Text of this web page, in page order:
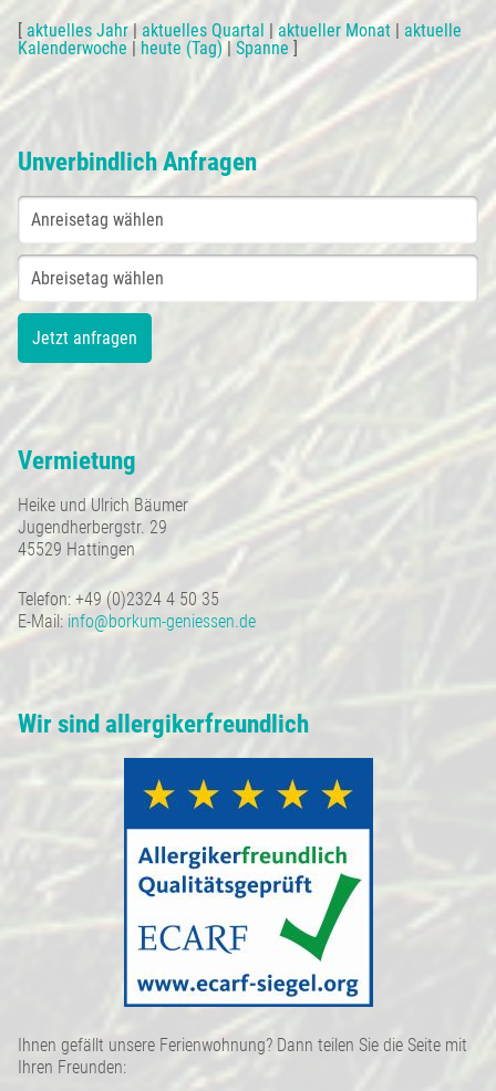
aktuelles Jahr| aktuelles Quartal |aktueller Monat
aktuelle
Kalenderwoche
heute (Tag) |Spanne ]
Unverbindlich Anfragen
Vermietung
Heike und Ulrich Bäumer
Jugendherbergstr. 29
45529 Hattingen
Telefon: +49 (0)2324 4 50 35
E-Mail: info@borkum-geniessen.de
Wir sind allergikerfreundlich
Ihnen gefällt unsere Ferienwohnung? Dann teilen Sie die Seite mit
Ihren Freunden: